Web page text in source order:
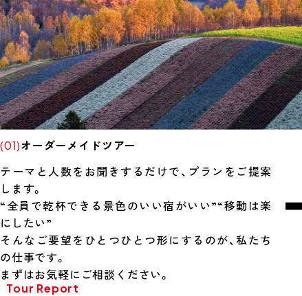
(01)オーダーメイドツアー
テーマと人数をお聞きするだけで、プランをご提案
します。
“全員で乾杯できる景色のいい宿がいい”“移動は楽
にしたい”
そんなご要望をひとつひとつ形にするのが、私たち
の仕事です。
まずはお気軽にご相談ください。
Tour Report